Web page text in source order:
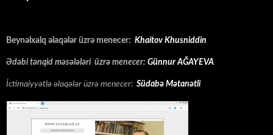
Beynəlxalq əlaqələr üzrə menecer: Khaitov Khusniddin
Ədəbi tənqid məsələləri üzrə menecer: Günnur AĞAYEVA
İctimaiyyətlə əlaqələr üzrə menecer: Südabə Mətanətli